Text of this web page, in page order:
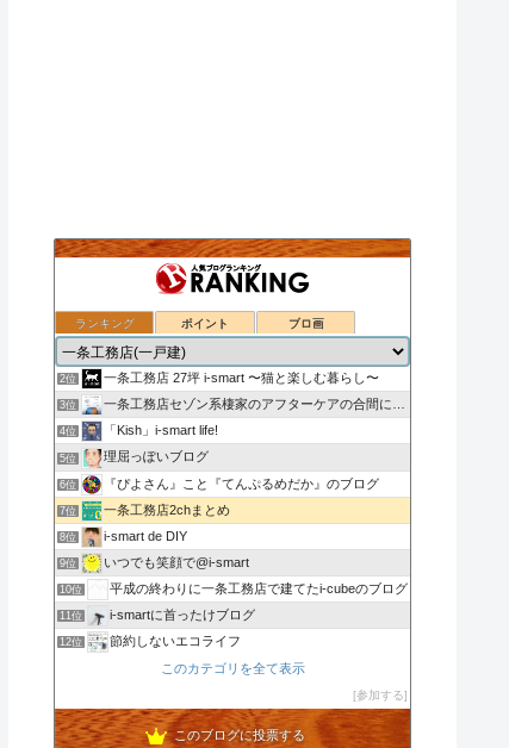
ランキング ポイント ブロ画
1位 nasu_star's blog
2位 一条工務店 27坪 i-smart 〜猫と楽しむ暮らし〜
3位 一条工務店セゾン系棲家のアフターケアの合間に綴るブログ
4位 「Kish」i-smart life!
5位 理屈っぽいブログ
6位 『ぴよさん』こと『てんぷるめだか』のブログ
7位 一条工務店2chまとめ
8位 i-smart de DIY
9位 いつでも笑顔で@i-smart
10位 平成の終わりに一条工務店で建てたi-cubeのブログ
11位 i-smartに首ったけブログ
12位 節約しないエコライフ
noahnoah研究所
わたしの家づくり│ハウスメーカーで注文住宅を建てよう
15位 わかまっちょのおうち
このカテゴリを全て表示
参加する
このブログに投票する